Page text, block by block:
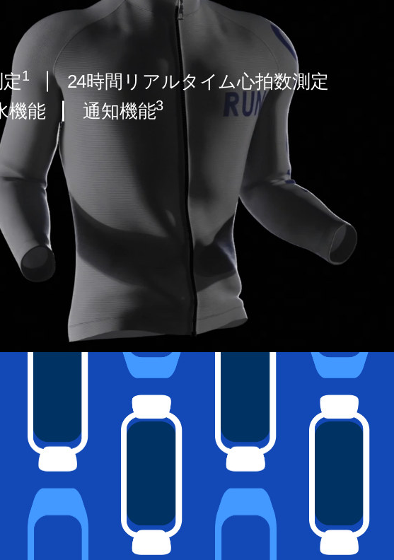
1
24時間リアルタイム心拍数測定
機能 通知機能3
ンチの有機ELディスプレイを搭載。くっきり鮮やかに表示
スプレイは時間や通知など見やすいです。
の強化ガラスを採用し、傷つきにくいので日常使いも安心で
%
P3色域 文字の最大表示数